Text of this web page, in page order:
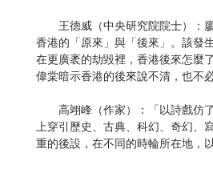
王德威（中央研究院院士）：廖
香港的「原來」與「後來」。該發
在更廣袤的劫毀裡，香港後來怎麼
偉棠暗示香港的後來說不清，也不必
高翊峰（作家）：「以詩戲仿了
上穿引歷史、古典、科幻、奇幻、
重的後設，在不同的時輪所在地，